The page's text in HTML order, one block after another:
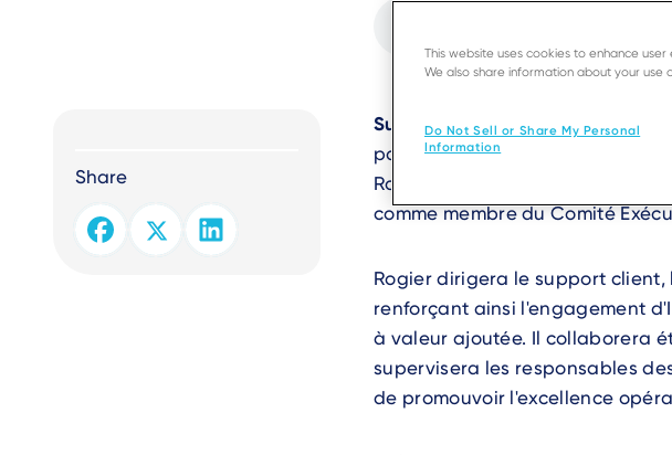
Fichier
Share
Text
Suresnes, France- 05 mars 2025
paiements et des services, a le
Rogier Bronsgeest au poste de
comme membre du Comité
Rogier dirigera le support client,
renforçant ainsi l'engagement
à valeur ajoutée. Il collaborera
supervisera les responsables
de promouvoir l'excellence
This website uses cookies to enhance
We also share information about your use
Do Not Sell or Share My Personal
Information